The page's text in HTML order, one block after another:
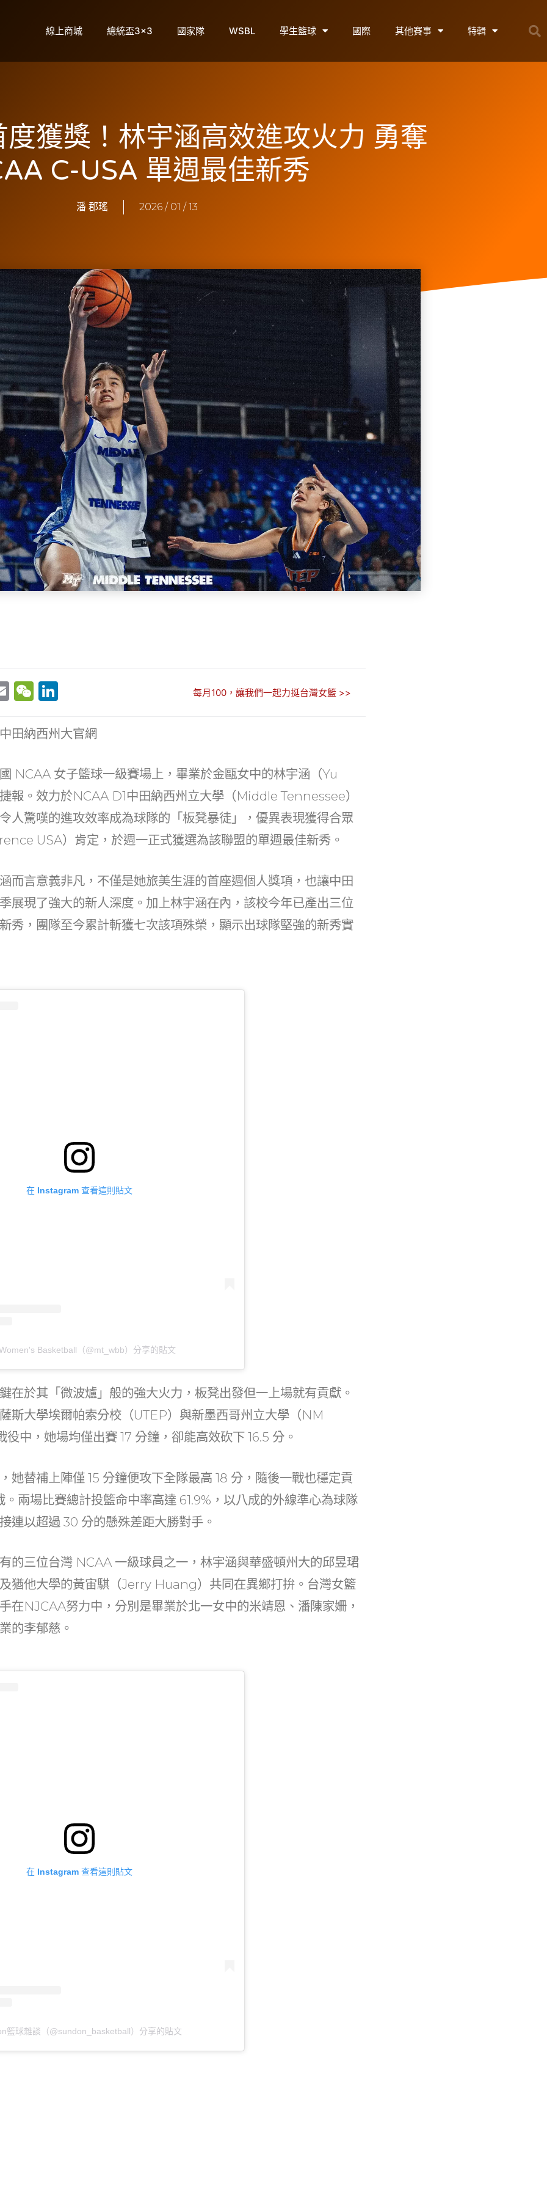
線上商城 總統盃3×3 國家隊 WSBL 學生籃球 國際 其他賽事 特輯
獲獎！林宇涵高效進攻火力 勇奪
C-USA 單週最佳新秀
潘 郡瑤 2026 / 01 / 13
E
ai
W
C
at
k
dI
n
每月100，讓我們一起力挺台灣女籃 >>
田納西州大官網
NCAA 女子籃球一級賽場上，畢業於金甌女中的林宇涵（Yu
報。效力於NCAA D1中田納西州立大學（Middle Tennessee）
人驚嘆的進攻效率成為球隊的「板凳暴徒」，優異表現獲得合眾
USA）肯定，於週一正式獲選為該聯盟的單週最佳新秀。
而言意義非凡，不僅是她旅美生涯的首座週個人獎項，也讓中田
展現了強大的新人深度。加上林宇涵在內，該校今年已產出三位
秀，團隊至今累計斬獲七次該項殊榮，顯示出球隊堅強的新秀實
在 Instagram 查看這則貼文
Basketball（@mt_wbb）分享的貼文
在於其「微波爐」般的強大火力，板凳出發但一上場就有貢獻。
斯大學埃爾帕索分校（UTEP）與新墨西哥州立大學（NM
中，她場均僅出賽 17 分鐘，卻能高效砍下 16.5 分。
她替補上陣僅 15 分鐘便攻下全隊最高 18 分，隨後一戰也穩定貢
。兩場比賽總計投籃命中率高達 61.9%，以八成的外線準心為球隊
連以超過 30 分的懸殊差距大勝對手。
的三位台灣 NCAA 一級球員之一，林宇涵與華盛頓州大的邱昱珺
猶他大學的黃宙騏（Jerry Huang）共同在異鄉打拚。台灣女籃
在NJCAA努力中，分別是畢業於北一女中的米靖恩、潘陳家姍，
的李郁慈。
在 Instagram 查看這則貼文
籃球雜談（@sundon_basketball）分享的貼文